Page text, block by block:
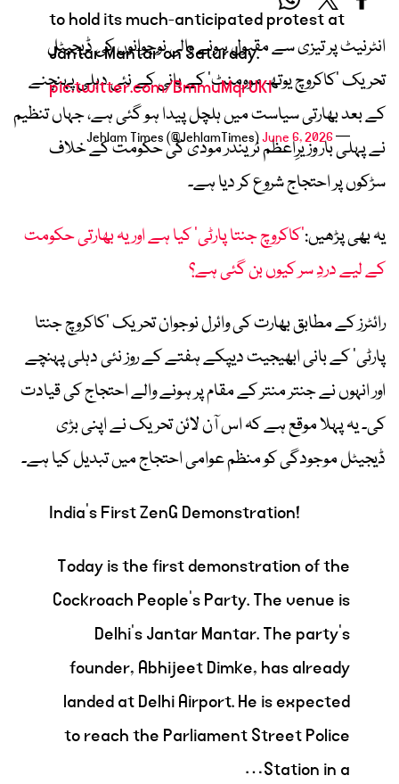
to hold its much-anticipated protest at
Jantar Mantar on Saturday.
pic.twitter.com/BmmuMqrUKI
— Jehlam Times (@JehlamTimes)
June 6, 2026
انٹرنیٹ پر تیزی سے مقبول ہونے والی نوجوانوں کی ڈیجیٹل
تحریک ’کاکروچ یوتھ موومنٹ‘ کے بانی کے نئی دہلی پہنچنے
کے بعد بھارتی سیاست میں ہلچل پیدا ہو گئی ہے، جہاں تنظیم
نے پہلی بار وزیرِاعظم نریندر مودی کی حکومت کے خلاف
سڑکوں پر احتجاج شروع کر دیا ہے۔
یہ بھی پڑھیں:’کاکروچ جنتا پارٹی‘ کیا ہے اور یہ بھارتی حکومت
کے لیے دردِ سر کیوں بن گئی ہے؟
رائٹرز کے مطابق بھارت کی وائرل نوجوان تحریک ’کاکروچ جنتا
پارٹی‘ کے بانی ابھیجیت دیپکے ہفتے کے روز نئی دہلی پہنچے
اور انہوں نے جنتر منتر کے مقام پر ہونے والے احتجاج کی قیادت
کی۔ یہ پہلا موقع ہے کہ اس آن لائن تحریک نے اپنی بڑی
ڈیجیٹل موجودگی کو منظم عوامی احتجاج میں تبدیل کیا ہے۔
India's First ZenG Demonstration!
Today is the first demonstration of the
Cockroach People's Party. The venue is
Delhi's Jantar Mantar. The party's
founder, Abhijeet Dimke, has already
landed at Delhi Airport. He is expected
to reach the Parliament Street Police
Station in a…